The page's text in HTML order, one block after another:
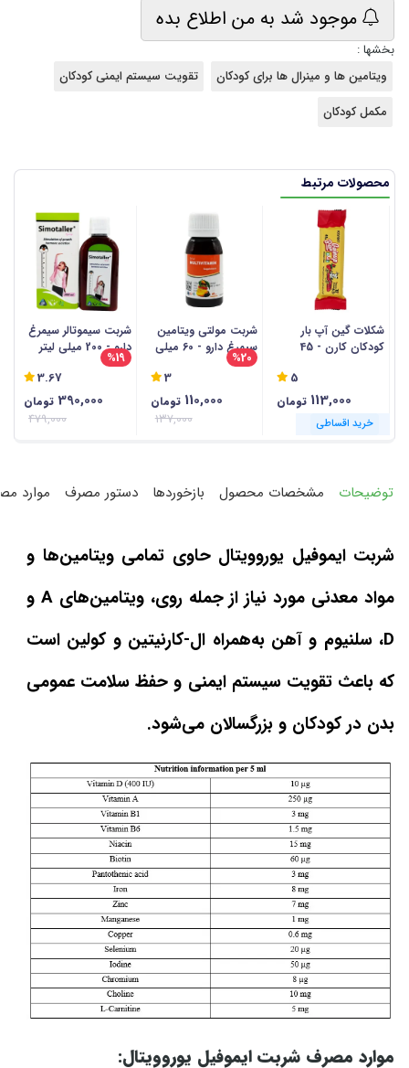
موجود شد به من اطلاع بده
بخشها :
ویتامین ها و مینرال ها برای کودکان
تقویت سیستم ایمنی کودکان
مکمل کودکان
محصولات مرتبط
شکلات گین آپ بار
کودکان کارن - 45
5
113,000 تومان
خرید اقساطی
شربت مولتی ویتامین
سیمرغ دارو - 60 میلی
لیتر
3
%20
110,000 تومان
137,000 خرید اقساطی
شربت سیموتالر سیمرغ
دارو - 200 میلی لیتر
3.67
%19
390,000 تومان
479,000 خرید اقساطی
خرید اقساطی
خرید اقساطی
خرید اقساطی
خرید اقساطی
خرید اقساطی
خرید اقساطی
خرید اقساطی
خرید اقساطی
خرید اقساطی
توضیحات مشخصات محصول بازخوردها دستور مصرف موارد
شربت ایموفیل یوروویتال حاوی تمامی ویتامین‌ها و
مواد معدنی مورد نیاز از جمله روی، ویتامین‌های A و
D، سلنیوم و آهن به‌همراه ال-کارنیتین و کولین است
که باعث تقویت سیستم ایمنی و حفظ سلامت عمومی
بدن در کودکان و بزرگسالان می‌شود.
موارد مصرف شربت ایموفیل یوروویتال: